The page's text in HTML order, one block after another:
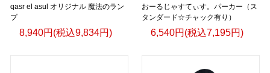
qasr el asul オリジナル 魔法のラン
プ
8,940円(税込9,834円)
おーるじゃすてぃす。パーカー（ス
タンダード☆チャック有り）
6,540円(税込7,195円)